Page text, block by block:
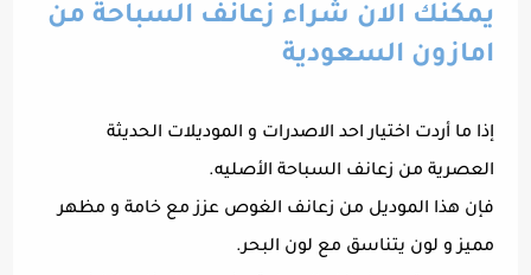
يمكنك الان شراء زعانف السباحة من
امازون السعودية
إذا ما أردت اختيار احد الاصدرات و الموديلات الحديثة
العصرية من زعانف السباحة الأصليه.
فإن هذا الموديل من زعانف الغوص عزز مع خامة و مظهر
مميز و لون يتناسق مع لون البحر.